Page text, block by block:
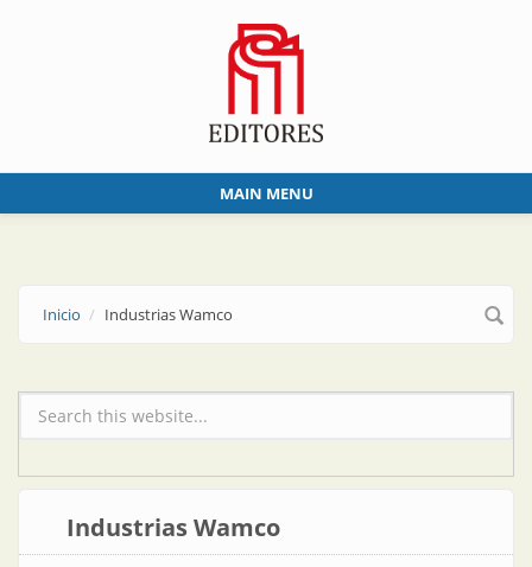
MAIN MENU
Inicio Industrias Wamco
Formulario de búsqueda
Industrias Wamco